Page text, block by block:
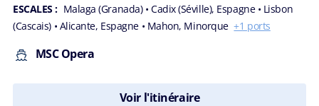
ESCALES : Malaga (Granada) • Cadix (Séville), Espagne • Lisbon
(Cascais) • Alicante, Espagne • Mahon, Minorque +1 ports
MSC Opera
Voir l'itinéraire